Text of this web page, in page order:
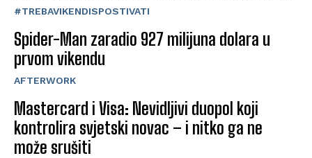
#TREBAVIKENDISPOSTIVATI
Spider-Man zaradio 927 milijuna dolara u
prvom vikendu
AFTERWORK
Mastercard i Visa: Nevidljivi duopol koji
kontrolira svjetski novac – i nitko ga ne
može srušiti